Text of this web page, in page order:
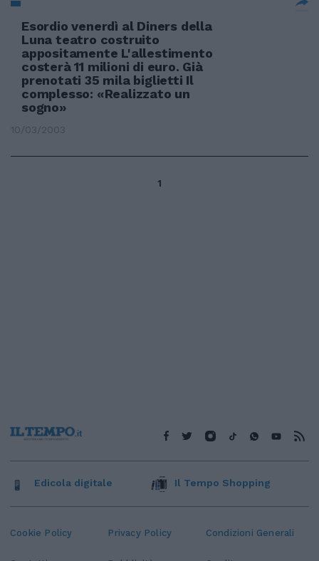
Esordio venerdì al Diners della
Luna teatro costruito
appositamente L'allestimento
costerà 11 milioni di euro. Già
prenotati 35 mila biglietti Il
complesso: «Realizzato un
sogno»
10/03/2003
1
Cookie Policy Privacy Policy Condizioni Generali
Edicola digitale Il Tempo Shopping